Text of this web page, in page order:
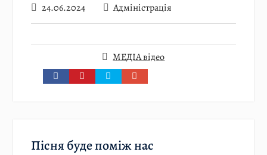
24.06.2024 Адміністрація
МЕДІА відео
Пісня буде поміж нас